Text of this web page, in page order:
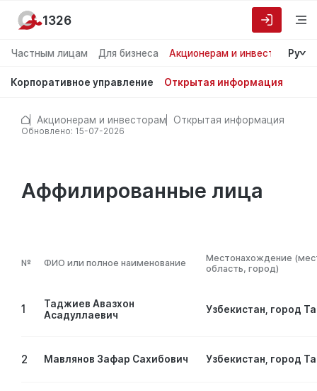
Частным лицам Для бизнеса Акционерам и инвесторам
Ру
Корпоративное управление Открытая информация
1326
Акционерам и инвесторам Открытая информация
Обновлено: 15-07-2026
Аффилированные лица
№ ФИО или полное наименование
Местонахождение
область, город)
1
Таджиев Авазхон
Асадуллаевич
Узбекистан, город
2 Мавлянов Зафар Сахибович Узбекистан, город